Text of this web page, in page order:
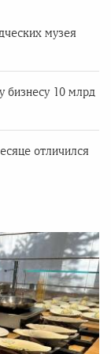
музея
бизнесу 10 млрд
отличился